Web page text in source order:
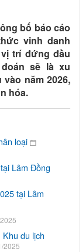
bố báo cáo
vinh danh
trí đứng đầu
sẽ là xu
năm 2026,
hóa.
loại
Lâm Đồng
tại Lâm
du lịch
2025